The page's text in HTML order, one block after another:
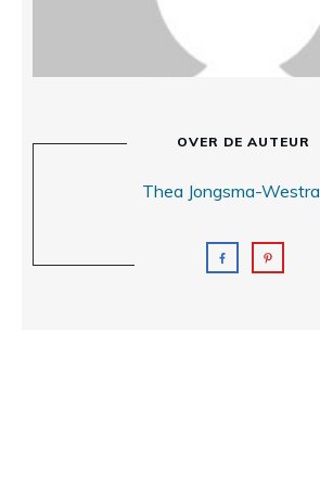
OVER DE AUTEUR
Thea Jongsma-Westra